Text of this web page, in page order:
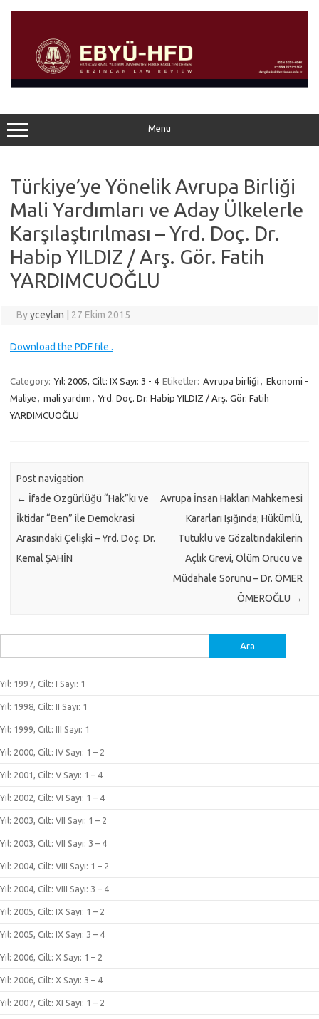
content
Menu
Türkiye’ye Yönelik Avrupa Birliği
Mali Yardımları ve Aday Ülkelerle
Karşılaştırılması – Yrd. Doç. Dr.
Habip YILDIZ / Arş. Gör. Fatih
YARDIMCUOĞLU
Byyceylan | 27 Ekim 2015
Download the PDF file .
Category: Yıl: 2005, Cilt: IX Sayı: 3 - 4 Etiketler: Avrupa birliği
Ekonomi -
Maliye
mali yardım
Yrd. Doç. Dr. Habip YILDIZ / Arş. Gör. Fatih
YARDIMCUOĞLU
Post navigation
← İfade Özgürlüğü “Hak”kı ve
İktidar “Ben” ile Demokrasi
Arasındaki Çelişki – Yrd. Doç. Dr.
Kemal ŞAHİN
Avrupa İnsan Hakları Mahkemesi
Kararları Işığında; Hükümlü,
Tutuklu ve Gözaltındakilerin
Açlık Grevi, Ölüm Orucu ve
Müdahale Sorunu – Dr. ÖMER
ÖMEROĞLU →
Yıl: 1997, Cilt: I Sayı: 1
Yıl: 1998, Cilt: II Sayı: 1
Yıl: 1999, Cilt: III Sayı: 1
Yıl: 2000, Cilt: IV Sayı: 1 – 2
Yıl: 2001, Cilt: V Sayı: 1 – 4
Yıl: 2002, Cilt: VI Sayı: 1 – 4
Yıl: 2003, Cilt: VII Sayı: 1 – 2
Yıl: 2003, Cilt: VII Sayı: 3 – 4
Yıl: 2004, Cilt: VIII Sayı: 1 – 2
Yıl: 2004, Cilt: VIII Sayı: 3 – 4
Yıl: 2005, Cilt: IX Sayı: 1 – 2
Yıl: 2005, Cilt: IX Sayı: 3 – 4
Yıl: 2006, Cilt: X Sayı: 1 – 2
Yıl: 2006, Cilt: X Sayı: 3 – 4
Yıl: 2007, Cilt: XI Sayı: 1 – 2